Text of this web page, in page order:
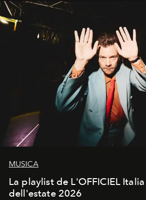
MUSICA
La playlist de L'OFFICIEL
dell'estate 2026